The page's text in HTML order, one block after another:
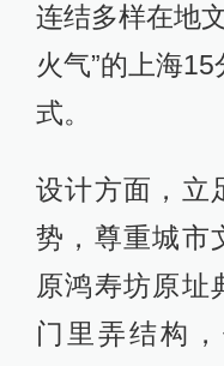
连结多样在地
火气”的上海
式。
设计方面，立
势，尊重城市
原鸿寿坊原址
门里弄结构